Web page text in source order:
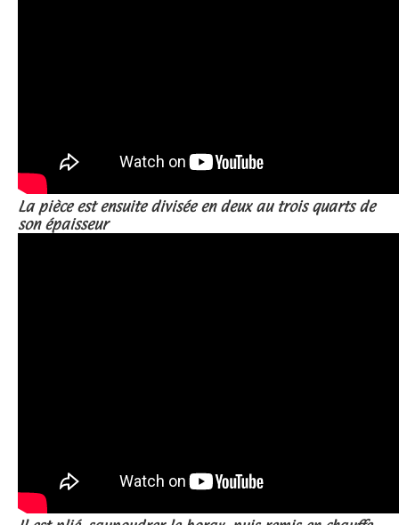
La pièce est ensuite divisée en deux au trois quarts de
son épaisseur